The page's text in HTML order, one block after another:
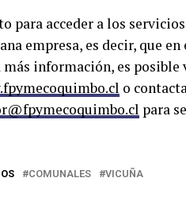
para acceder a los
empresa, es decir, que
más información, es
o
para
COMUNALES VICUÑA